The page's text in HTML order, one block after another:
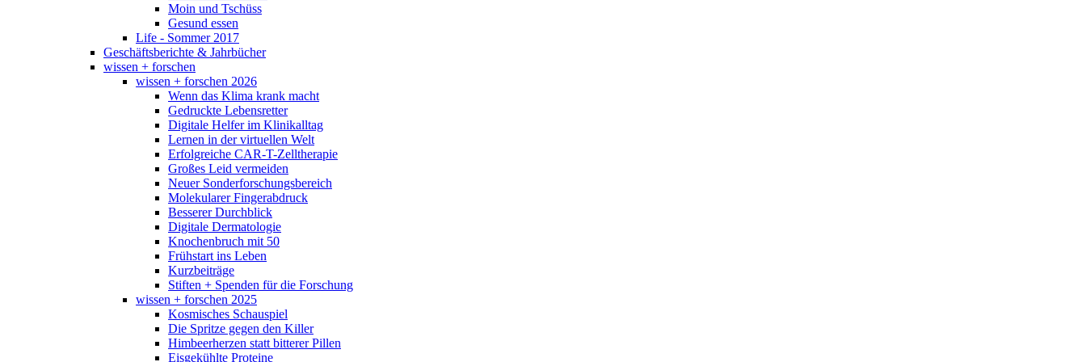
Moin und Tschüss
Gesund essen
Life - Sommer 2017
Geschäftsberichte & Jahrbücher
wissen + forschen
wissen + forschen 2026
Wenn das Klima krank macht
Gedruckte Lebensretter
Digitale Helfer im Klinikalltag
Lernen in der virtuellen Welt
Erfolgreiche CAR-T-Zelltherapie
Großes Leid vermeiden
Neuer Sonderforschungsbereich
Molekularer Fingerabdruck
Besserer Durchblick
Digitale Dermatologie
Knochenbruch mit 50
Frühstart ins Leben
Kurzbeiträge
Stiften + Spenden für die Forschung
wissen + forschen 2025
Kosmisches Schauspiel
Die Spritze gegen den Killer
Himbeerherzen statt bitterer Pillen
Eisgekühlte Proteine